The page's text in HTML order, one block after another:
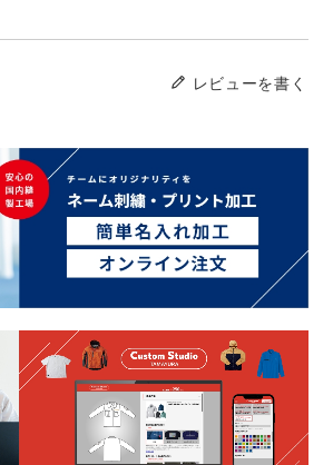
レビューを書く